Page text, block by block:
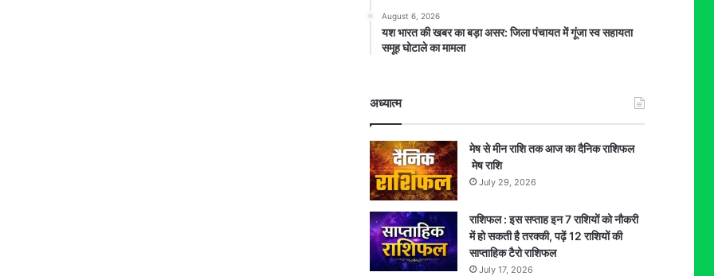
August 6, 2026
यश भारत की खबर का बड़ा असर: जिला पंचायत में गूंजा स्व सहायता
समूह घोटाले का मामला
अध्यात्म
मेष से मीन राशि तक आज का दैनिक राशिफल
मेष राशि
July 29, 2026
राशिफल : इस सप्ताह इन 7 राशियों को नौकरी
में हो सकती है तरक्की, पढ़ें 12 राशियों की
साप्ताहिक टैरो राशिफल
July 17, 2026